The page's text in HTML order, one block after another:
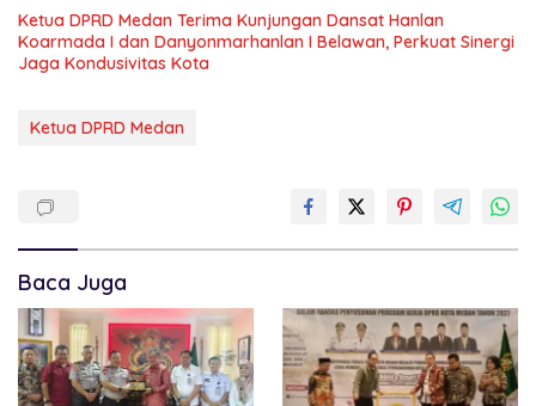
Ketua DPRD Medan Terima Kunjungan Dansat Hanlan
Koarmada I dan Danyonmarhanlan I Belawan, Perkuat Sinergi
Jaga Kondusivitas Kota
Ketua DPRD Medan
Baca Juga